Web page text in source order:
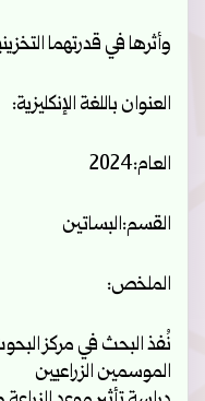
وأثرها في قدرتهما
العنوان باللغة الإنكليزية:
العام:2024
القسم:البساتين
الملخص:
نُفذ البحث في مركز